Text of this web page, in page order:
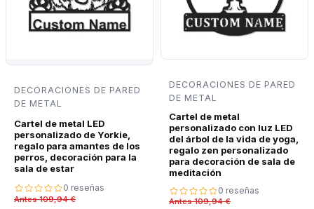
DECORACIONES DE PARED
DE METAL
Cartel de metal LED
personalizado de Yorkie,
regalo para amantes de los
perros, decoración para la
sala de estar
0 reseñas
Antes 109,94 €
DECORACIONES DE PARED
DE METAL
Cartel de metal
personalizado con luz LED
del árbol de la vida de yoga,
regalo zen personalizado
para decoración de sala de
meditación
0 reseñas
Antes 109,94 €